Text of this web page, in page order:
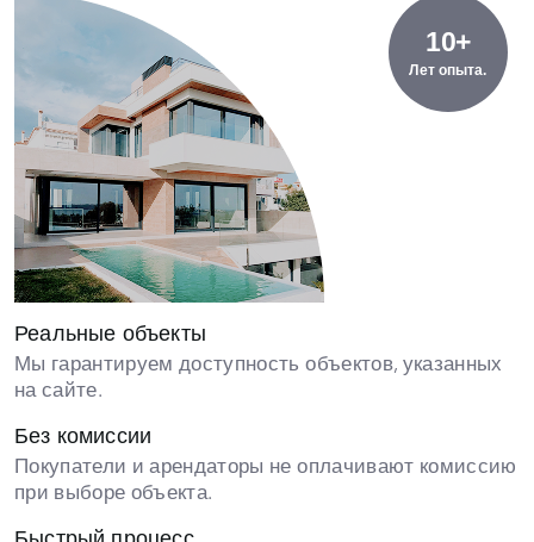
10+
Лет опыта.
Реальные объекты
Мы гарантируем доступность объектов, указанных
на сайте.
Без комиссии
Покупатели и арендаторы не оплачивают комиссию
при выборе объекта.